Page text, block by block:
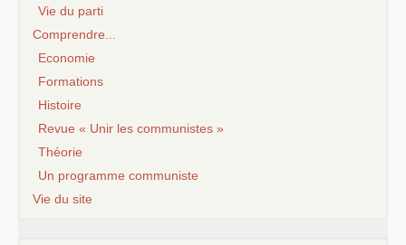
Vie du parti
Comprendre...
Economie
Formations
Histoire
Revue « Unir les communistes »
Théorie
Un programme communiste
Vie du site